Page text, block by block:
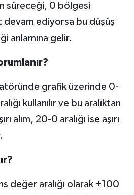
süreceği, 0 bölgesi
devam ediyorsa bu düşüş
anlamına gelir.
grafik üzerinde 0-
kullanılır ve bu aralıktan
alım, 20-0 aralığı ise aşırı
değer aralığı olarak +100